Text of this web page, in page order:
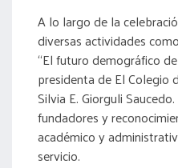
A lo largo de la
diversas actividades
“El futuro demográfico
presidenta de El Colegio
Silvia E. Giorguli
fundadores y
académico y
servicio.